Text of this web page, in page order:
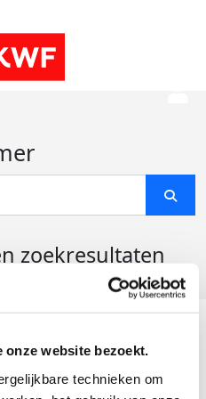
onze website bezoekt.
technieken om
zoekresultaten